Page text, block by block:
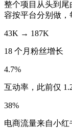
整个项目从头到
容按平台分别做，
43K → 187K
18 个月粉丝增长
4.7%
互动率，此前仅
38%
电商流量来自小红